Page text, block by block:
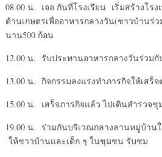
08.00 น. เจอ กันที่โรงเรียน เริ่มสร้างโรง
ด้านเกษตรเพื่ออาหารกลางวัน(ชาวบ้านร่
นาน500 ก้อน
12.00 น. รับประทานอาหารกลางวันร่วมกั
13.00 น. กิจกรรมลงแรงทำภารกิจให้เสร็จ
15.00 น. เสร็จภารกิจแล้ว ไปเดินสำรวจ
19.00 น. ร่วมกันบริเวณกลางลานหมู่บ้า
ให้ชาวบ้านและเด็ก ๆ ในชุมชน รับชม